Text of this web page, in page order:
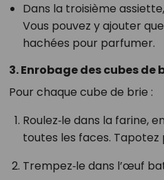
Dans la troisième
Vous pouvez y ajouter
hachées pour parfumer.
3. Enrobage des cubes de
Pour chaque cube de brie :
Roulez‑le dans la farine,
toutes les faces.
Trempez‑le dans l’œuf